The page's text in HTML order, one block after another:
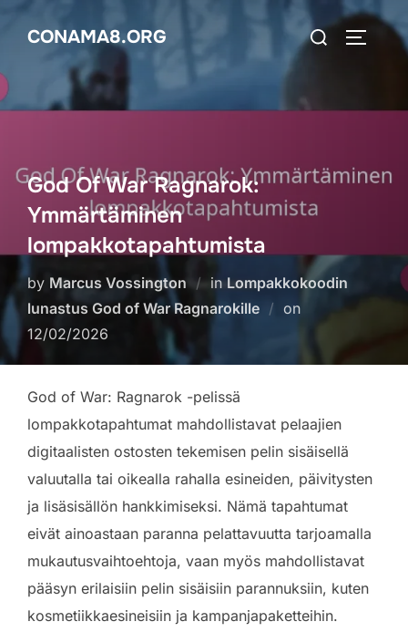
Skip
CONAMA8.ORG
Search
God Of War Ragnarok:
Ymmärtäminen
lompakkotapahtumista
by Marcus Vossington in Lompakkokoodin
lunastus God of War Ragnarokille
onPosted
12/02/2026
God of War: Ragnarok -pelissä
lompakkotapahtumat mahdollistavat pelaajien
digitaalisten ostosten tekemisen pelin sisäisellä
valuutalla tai oikealla rahalla esineiden, päivitysten
ja lisäsisällön hankkimiseksi. Nämä tapahtumat
eivät ainoastaan paranna pelattavuutta tarjoamalla
mukautusvaihtoehtoja, vaan myös mahdollistavat
pääsyn erilaisiin pelin sisäisiin parannuksiin, kuten
kosmetiikkaesineisiin ja kampanjapaketteihin.